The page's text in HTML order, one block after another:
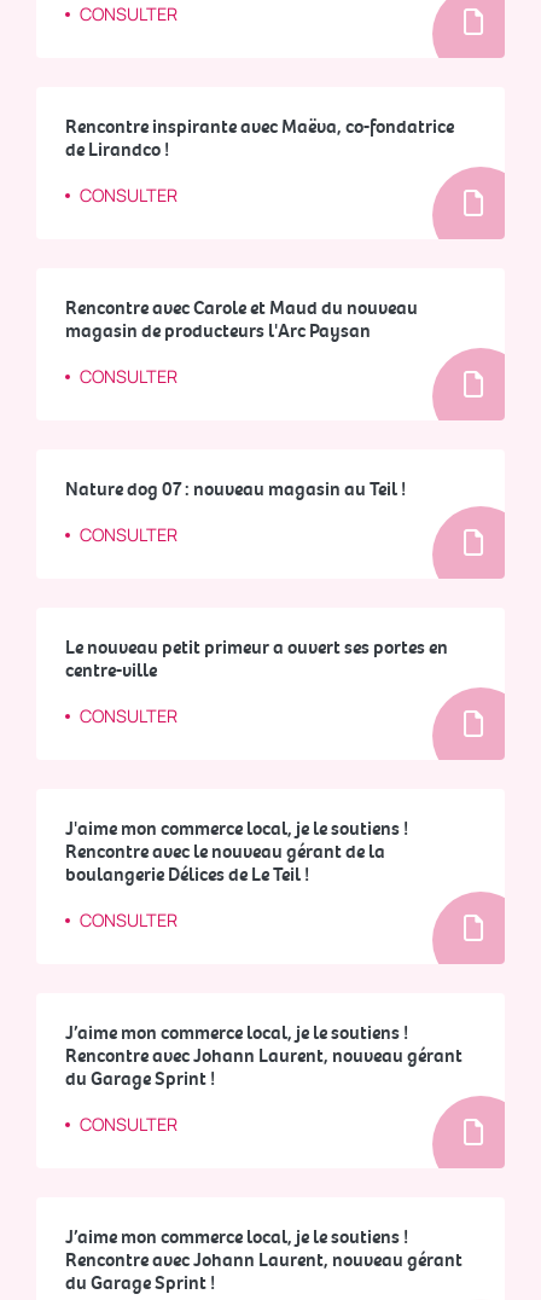
CONSULTER
Rencontre inspirante avec Maëva, co-fondatrice
de Lirandco !
CONSULTER
Rencontre avec Carole et Maud du nouveau
magasin de producteurs l'Arc Paysan
CONSULTER
Nature dog 07 : nouveau magasin au Teil !
CONSULTER
Le nouveau petit primeur a ouvert ses portes en
centre-ville
CONSULTER
J'aime mon commerce local, je le soutiens !
Rencontre avec le nouveau gérant de la
boulangerie Délices de Le Teil !
CONSULTER
J’aime mon commerce local, je le soutiens !
Rencontre avec Johann Laurent, nouveau gérant
du Garage Sprint !
CONSULTER
J’aime mon commerce local, je le soutiens !
Rencontre avec Johann Laurent, nouveau gérant
du Garage Sprint !